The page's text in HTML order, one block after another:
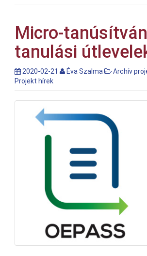
Micro-
tanulási
2020-02-21 Éva Szalma Archív
Projekt hírek